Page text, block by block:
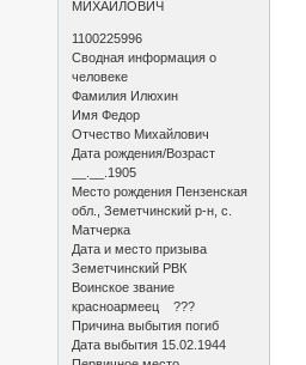
МИХАЙЛОВИЧ
1100225996
Сводная информация о
человеке
Фамилия Илюхин
Имя Федор
Отчество Михайлович
Дата рождения/Возраст
__.__.1905
Место рождения Пензенская
обл., Земетчинский р-н, с.
Матчерка
Дата и место призыва
Земетчинский РВК
Воинское звание
красноармеец ???
Причина выбытия погиб
Дата выбытия 15.02.1944